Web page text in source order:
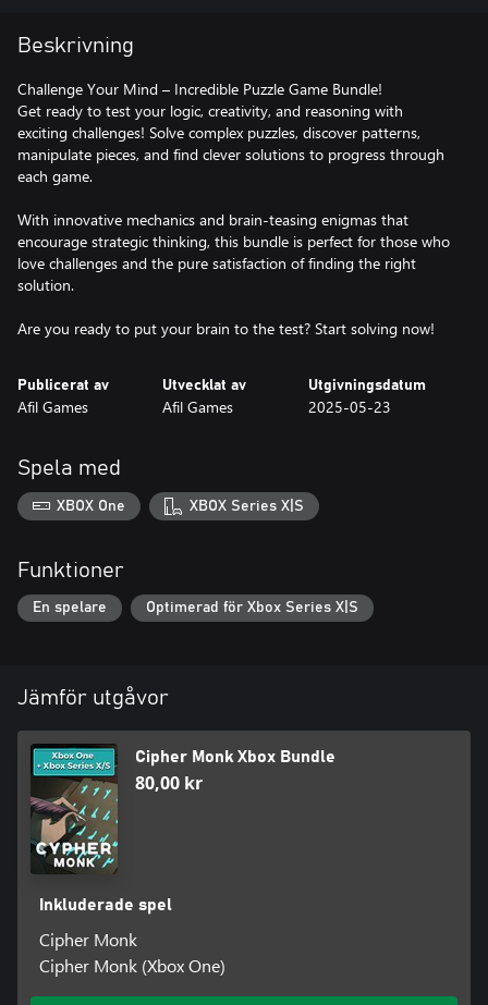
Beskrivning
Challenge Your Mind – Incredible Puzzle Game Bundle!
Get ready to test your logic, creativity, and reasoning with
exciting challenges! Solve complex puzzles, discover patterns,
manipulate pieces, and find clever solutions to progress through
each game.
With innovative mechanics and brain-teasing enigmas that
encourage strategic thinking, this bundle is perfect for those who
love challenges and the pure satisfaction of finding the right
solution.
Are you ready to put your brain to the test? Start solving now!
Publicerat av
Afil Games
Utvecklat av
Afil Games
Utgivningsdatum
2025-05-23
Spela med
XBOX One XBOX Series X|S
Funktioner
En spelare Optimerad för Xbox Series X|S
Jämför utgåvor
Cipher Monk Xbox Bundle
80,00 kr
Inkluderade spel
Cipher Monk
Cipher Monk (Xbox One)